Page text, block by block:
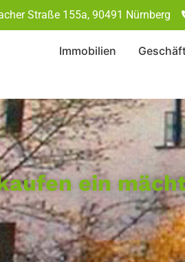
Straße 155a, 90491 Nürnberg
Immobilien
ein